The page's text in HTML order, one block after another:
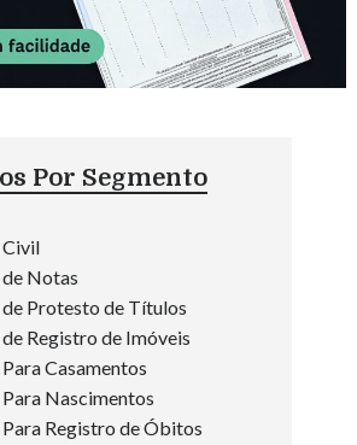
Por Segmento
Notas
Protesto de Títulos
Registro de Imóveis
Casamentos
Nascimentos
Registro de Óbitos